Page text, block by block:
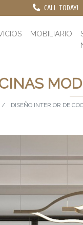
CALL TODAY!
MOBILIARIO
DISEÑO INTERIOR DE